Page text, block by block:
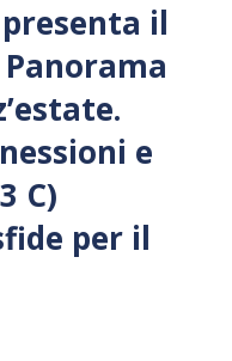
presenta il
e
C)
per il